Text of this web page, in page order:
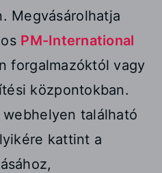
Megvásárolhatja
PM-International
forgalmazóktól vagy
központokban.
webhelyen található
kattint a